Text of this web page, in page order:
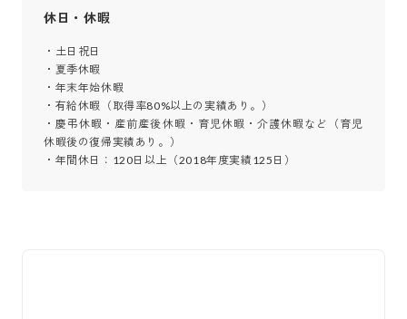
休日・休暇
・土日祝日
・夏季休暇
・年末年始休暇
・有給休暇（取得率80%以上の実績あり。）
・慶弔休暇・産前産後休暇・育児休暇・介護休暇など（育児
休暇後の復帰実績あり。）
・年間休日：120日以上（2018年度実績125日）